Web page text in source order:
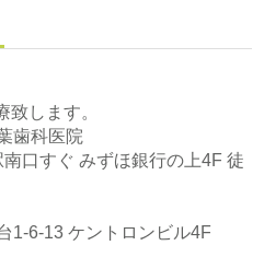
致します。
歯科医院
口すぐ みずほ銀行の上4F 徒
1-6-13 ケントロンビル4F